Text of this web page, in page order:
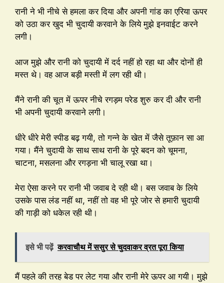
रानी ने भी नीचे से हमला कर दिया और अपनी गांड का एरिया ऊपर
को उठा कर खुद भी चुदायी करवाने के लिये मुझे इनवाईट करने
लगी।
आज मुझे और रानी को चुदायी में दर्द नहीं हो रहा था और दोनों ही
मस्त थे। वह आज बड़ी मस्ती में लग रही थी।
मैंने रानी की चूत में ऊपर नीचे रगड़म परेड शुरु कर दी और रानी
भी अपनी चुदायी करवाने लगी।
धीरे धीरे मेरी स्पीड बढ़ गयी, तो गन्ने के खेत में जैसे तूफ़ान सा आ
गया। मैंने चुदायी के साथ साथ रानी के पूरे बदन को चूमना,
चाटना, मसलना और रगड़ना भी चालू रखा था।
मेरा ऐसा करने पर रानी भी जवाब दे रही थी। बस जवाब के लिये
उसके पास लंड नहीं था, नहीं तो वह भी पूरे जोर से हमारी चुदायी
की गाड़ी को धकेल रही थी।
इसे भी पढ़ें करवाचौथ में ससुर से चुदवाकर व्रत पूरा किया
मैं पहले की तरह बेड पर लेट गया और रानी मेरे ऊपर आ गयी। मुझे